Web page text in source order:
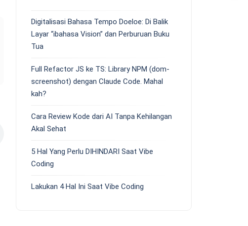
Digitalisasi Bahasa Tempo Doeloe: Di Balik
Layar “ibahasa Vision” dan Perburuan Buku
Tua
Full Refactor JS ke TS: Library NPM (dom-
screenshot) dengan Claude Code. Mahal
kah?
Cara Review Kode dari AI Tanpa Kehilangan
Akal Sehat
5 Hal Yang Perlu DIHINDARI Saat Vibe
Coding
Lakukan 4 Hal Ini Saat Vibe Coding